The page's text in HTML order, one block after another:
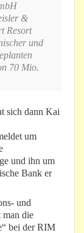
&
Resort
und
70 Mio.
sich dann Kai
um
und ihn um
Bank er
und
man die
bei der RIM